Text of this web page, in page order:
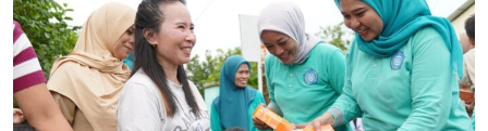
Siswa
di
Festival
Tunas
Bahasa
Ibu